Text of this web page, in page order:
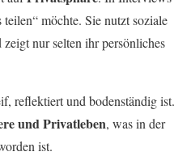
möchte. Sie nutzt soziale
nur selten ihr persönliches
reflektiert und bodenständig ist.
und Privatleben, was in der
ist.